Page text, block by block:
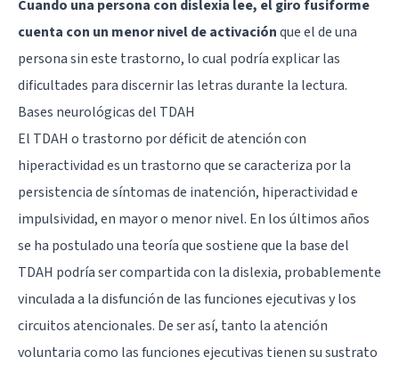
Cuando una persona con dislexia lee, el giro fusiforme
cuenta con un menor nivel de activaciónque el de una
persona sin este trastorno, lo cual podría explicar las
dificultades para discernir las letras durante la lectura.
Bases neurológicas del TDAH
El TDAH o trastorno por déficit de atención con
hiperactividad es un trastorno que se caracteriza por la
persistencia de síntomas de inatención, hiperactividad e
impulsividad, en mayor o menor nivel. En los últimos años
se ha postulado una teoría que sostiene que la base del
TDAH podría ser compartida con la dislexia, probablemente
vinculada a la disfunción de las funciones ejecutivas y los
circuitos atencionales. De ser así, tanto la atención
voluntaria como las funciones ejecutivas tienen su sustrato